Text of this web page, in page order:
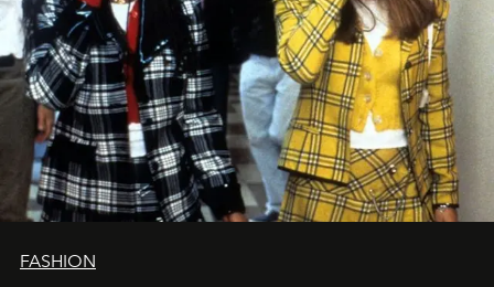
FASHION